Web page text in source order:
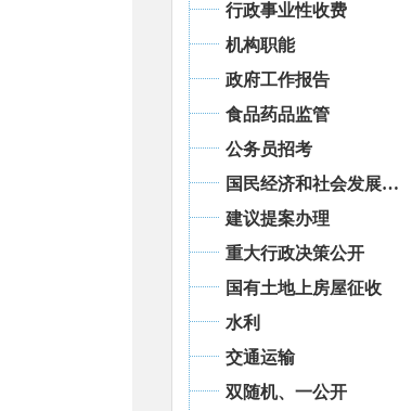
行政事业性收费
机构职能
政府工作报告
食品药品监管
公务员招考
国民经济和社会发展统计信息
建议提案办理
重大行政决策公开
国有土地上房屋征收
水利
交通运输
双随机、一公开